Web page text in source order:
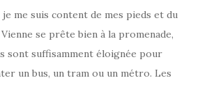
me suis content de mes pieds et du
se prête bien à la promenade,
sont suffisamment éloignée pour
un bus, un tram ou un métro. Les